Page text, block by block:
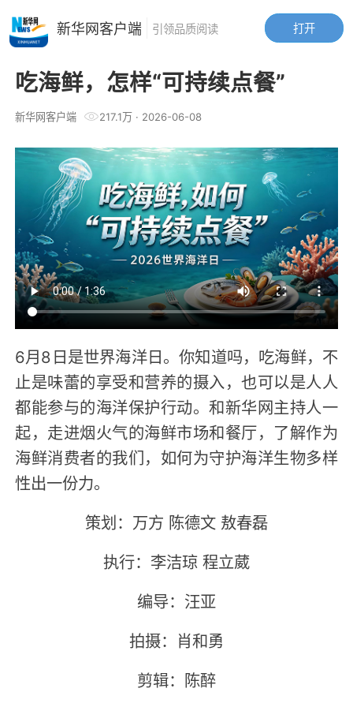
吃海鲜，怎样“可持续点餐”
新华网客户端 217.1万· 2026-06-08
6月8日是世界海洋日。你知道吗，吃海鲜，不
止是味蕾的享受和营养的摄入，也可以是人人
都能参与的海洋保护行动。和新华网主持人一
起，走进烟火气的海鲜市场和餐厅，了解作为
海鲜消费者的我们，如何为守护海洋生物多样
性出一份力。
策划：万方 陈德文 敖春磊
执行：李洁琼 程立葳
编导：汪亚
拍摄：肖和勇
剪辑：陈醉
打开
新华网客户端 引领品质阅读